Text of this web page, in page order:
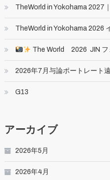
TheWorld in Yokohama 2027
TheWorld in Yokohama 2026
The World 2026 JIN フ
2026年7月与論ポートレート
G13
アーカイブ
2026年5月
2026年4月